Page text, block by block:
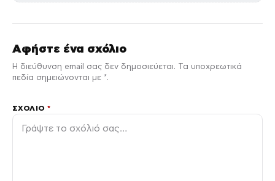
Αφήστε ένα σχόλιο
Η διεύθυνση email σας δεν δημοσιεύεται. Τα υποχρεωτικά
πεδία σημειώνονται με *.
ΣΧΌΛΙΟ*